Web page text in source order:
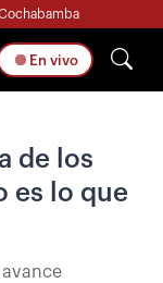
En vivo
de los
es lo que